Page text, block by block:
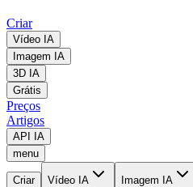
Criar
Vídeo IA
Imagem IA
3D IA
Grátis
Preços
Artigos
API IA
menu
Criar
Vídeo IA
Imagem IA